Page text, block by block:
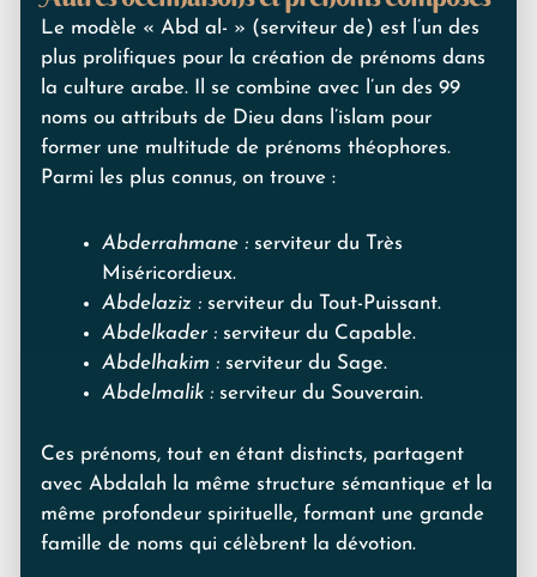
Le modèle « Abd al- » (serviteur de) est l’un des
plus prolifiques pour la création de prénoms dans
la culture arabe. Il se combine avec l’un des 99
noms ou attributs de Dieu dans l’islam pour
former une multitude de prénoms théophores.
Parmi les plus connus, on trouve :
Abderrahmane : serviteur du Très
Miséricordieux.
Abdelaziz : serviteur du Tout-Puissant.
Abdelkader : serviteur du Capable.
Abdelhakim : serviteur du Sage.
Abdelmalik : serviteur du Souverain.
Ces prénoms, tout en étant distincts, partagent
avec Abdalah la même structure sémantique et la
même profondeur spirituelle, formant une grande
famille de noms qui célèbrent la dévotion.